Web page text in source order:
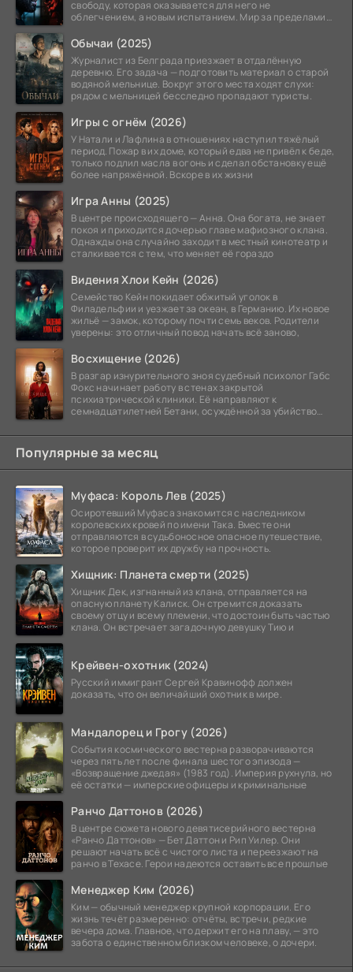
свободу, которая оказывается для него не
облегчением, а новым испытанием. Мир за пределами
Обычаи (2025)
Журналист из Белграда приезжает в отдалённую
деревню. Его задача — подготовить материал о старой
водяной мельнице. Вокруг этого места ходят слухи:
рядом с мельницей бесследно пропадают туристы.
Игры с огнём (2026)
У Натали и Лафлина в отношениях наступил тяжёлый
период. Пожар в их доме, который едва не привёл к беде,
только подлил масла в огонь и сделал обстановку ещё
более напряжённой. Вскоре в их жизни
Игра Анны (2025)
В центре происходящего — Анна. Она богата, не знает
покоя и приходится дочерью главе мафиозного клана.
Однажды она случайно заходит в местный кинотеатр и
сталкивается с тем, что меняет её гораздо
Видения Хлои Кейн (2026)
Семейство Кейн покидает обжитый уголок в
Филадельфии и уезжает за океан, в Германию. Их новое
жильё — замок, которому почти семь веков. Родители
уверены: это отличный повод начать всё заново,
Восхищение (2026)
В разгар изнурительного зноя судебный психолог Габс
Фокс начинает работу в стенах закрытой
психиатрической клиники. Её направляют к
семнадцатилетней Бетани, осуждённой за убийство
Популярные за месяц
Муфаса: Король Лев (2025)
Осиротевший Муфаса знакомится с наследником
королевских кровей по имени Така. Вместе они
отправляются в судьбоносное опасное путешествие,
которое проверит их дружбу на прочность.
Хищник: Планета смерти (2025)
Хищник Дек, изгнанный из клана, отправляется на
опасную планету Калиск. Он стремится доказать
своему отцу и всему племени, что достоин быть частью
клана. Он встречает загадочную девушку Тию и
Крейвен-охотник (2024)
Русский иммигрант Сергей Кравинофф должен
доказать, что он величайший охотник в мире.
Мандалорец и Грогу (2026)
События космического вестерна разворачиваются
через пять лет после финала шестого эпизода —
«Возвращение джедая» (1983 год). Империя рухнула, но
её остатки — имперские офицеры и криминальные
Ранчо Даттонов (2026)
В центре сюжета нового девятисерийного вестерна
«Ранчо Даттонов» — Бет Даттон и Рип Уилер. Они
решают начать всё с чистого листа и переезжают на
ранчо в Техасе. Герои надеются оставить все прошлые
Менеджер Ким (2026)
Ким — обычный менеджер крупной корпорации. Его
жизнь течёт размеренно: отчёты, встречи, редкие
вечера дома. Главное, что держит его на плаву, — это
забота о единственном близком человеке, о дочери.